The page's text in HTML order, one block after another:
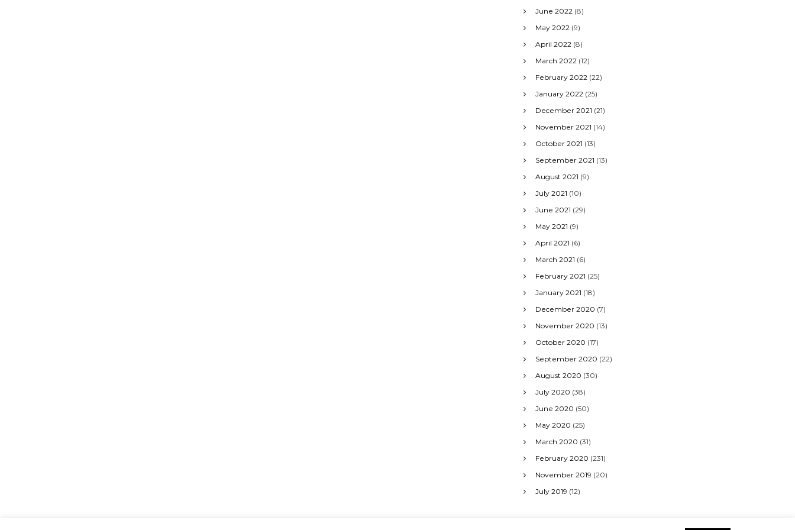
June 2022 (8)
May 2022 (9)
April 2022 (8)
March 2022 (12)
February 2022 (22)
January 2022 (25)
December 2021 (21)
November 2021 (14)
October 2021 (13)
September 2021 (13)
August 2021 (9)
July 2021 (10)
June 2021 (29)
May 2021 (9)
April 2021 (6)
March 2021 (6)
February 2021 (25)
January 2021 (18)
December 2020 (7)
November 2020 (13)
October 2020 (17)
September 2020 (22)
August 2020 (30)
July 2020 (38)
June 2020 (50)
May 2020 (25)
March 2020 (31)
February 2020 (231)
November 2019 (20)
July 2019 (12)